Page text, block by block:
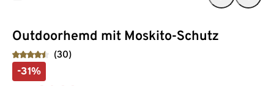
Outdoorhemd mit Moskito-Schutz
(30)
-31%